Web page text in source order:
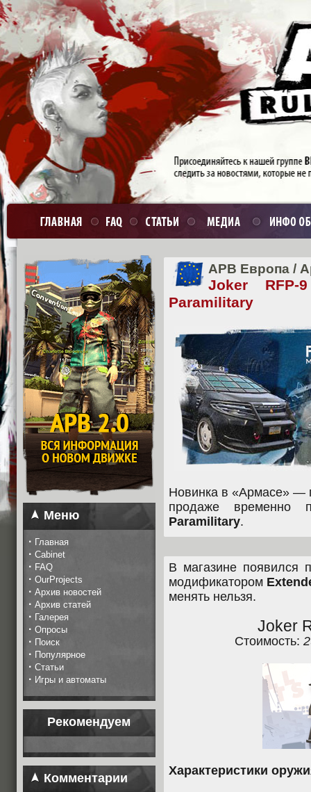
Меню
· Главная
· Cabinet
· FAQ
· OurProjects
· Архив новостей
· Архив статей
· Галерея
· Опросы
· Поиск
· Популярное
· Статьи
· Игры и автоматы
Рекомендуем
Комментарии
APB Европа /
Joker
Paramilitary
Новинка в «Армасе» —
продаже временно
Paramilitary.
В магазине появился
модификатором
менять нельзя.
Joker
Стоимость:
Характеристики